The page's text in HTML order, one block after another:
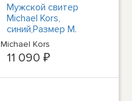
Мужской свитер
Michael Kors,
синий,Размер M.
Michael Kors
11 090 ₽